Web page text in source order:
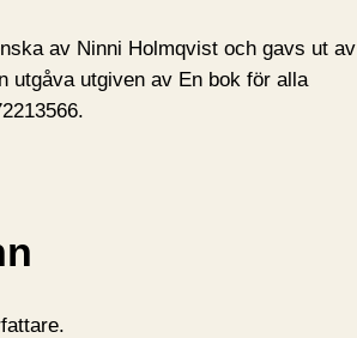
av Ninni Holmqvist och gavs ut av
utgåva utgiven av En bok för alla